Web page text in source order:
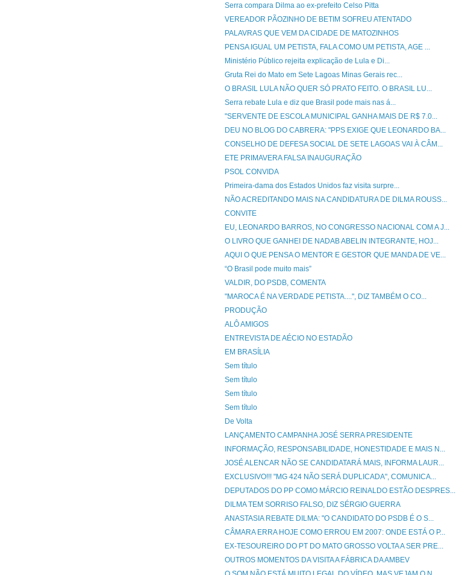
Serra compara Dilma ao ex-prefeito Celso Pitta
VEREADOR PÃOZINHO DE BETIM SOFREU ATENTADO
PALAVRAS QUE VEM DA CIDADE DE MATOZINHOS
PENSA IGUAL UM PETISTA, FALA COMO UM PETISTA, AGE ...
Ministério Público rejeita explicação de Lula e Di...
Gruta Rei do Mato em Sete Lagoas Minas Gerais rec...
O BRASIL LULA NÃO QUER SÓ PRATO FEITO. O BRASIL LU...
Serra rebate Lula e diz que Brasil pode mais nas á...
"SERVENTE DE ESCOLA MUNICIPAL GANHA MAIS DE R$ 7.0...
DEU NO BLOG DO CABRERA: "PPS EXIGE QUE LEONARDO BA...
CONSELHO DE DEFESA SOCIAL DE SETE LAGOAS VAI À CÂM...
ETE PRIMAVERA FALSA INAUGURAÇÃO
PSOL CONVIDA
Primeira-dama dos Estados Unidos faz visita surpre...
NÃO ACREDITANDO MAIS NA CANDIDATURA DE DILMA ROUSS...
CONVITE
EU, LEONARDO BARROS, NO CONGRESSO NACIONAL COM A J...
O LIVRO QUE GANHEI DE NADAB ABELIN INTEGRANTE, HOJ...
AQUI O QUE PENSA O MENTOR E GESTOR QUE MANDA DE VE...
“O Brasil pode muito mais”
VALDIR, DO PSDB, COMENTA
"MAROCA É NA VERDADE PETISTA....", DIZ TAMBÉM O CO...
PRODUÇÃO
ALÔ AMIGOS
ENTREVISTA DE AÉCIO NO ESTADÃO
EM BRASÍLIA
Sem título
Sem título
Sem título
Sem título
De Volta
LANÇAMENTO CAMPANHA JOSÉ SERRA PRESIDENTE
INFORMAÇÃO, RESPONSABILIDADE, HONESTIDADE E MAIS N...
JOSÉ ALENCAR NÃO SE CANDIDATARÁ MAIS, INFORMA LAUR...
EXCLUSIVO!!! "MG 424 NÃO SERÁ DUPLICADA", COMUNICA...
DEPUTADOS DO PP COMO MÁRCIO REINALDO ESTÃO DESPRES...
DILMA TEM SORRISO FALSO, DIZ SÉRGIO GUERRA
ANASTASIA REBATE DILMA: "O CANDIDATO DO PSDB É O S...
CÂMARA ERRA HOJE COMO ERROU EM 2007: ONDE ESTÁ O P...
EX-TESOUREIRO DO PT DO MATO GROSSO VOLTA A SER PRE...
OUTROS MOMENTOS DA VISITA A FÁBRICA DA AMBEV